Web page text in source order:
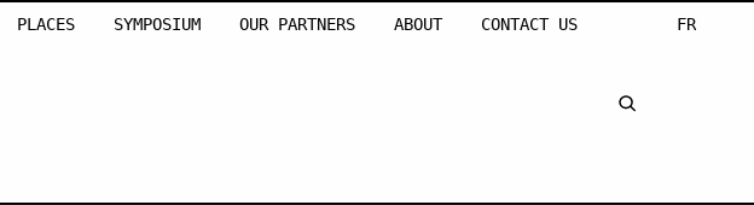
PLACES SYMPOSIUM OUR PARTNERS ABOUT CONTACT US FR